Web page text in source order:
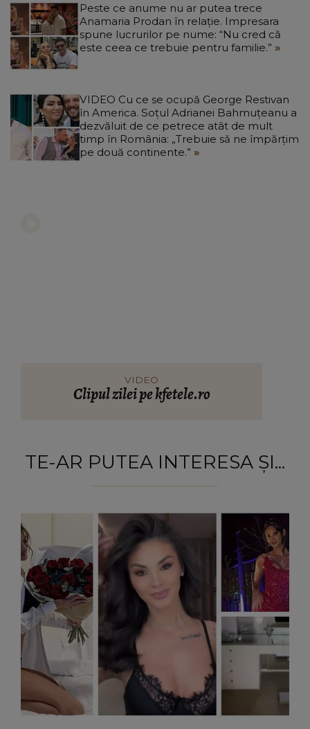
Peste ce anume nu ar putea trece
Anamaria Prodan în relație. Impresara
spune lucrurilor pe nume: “Nu cred că
este ceea ce trebuie pentru familie.”
VIDEO Cu ce se ocupă George Restivan
în America. Soțul Adrianei Bahmuțeanu a
dezvăluit de ce petrece atât de mult
timp în România: „Trebuie să ne împărțim
pe două continente.”
VIDEO
Clipul zilei pe kfetele.ro
TE-AR PUTEA INTERESA ȘI...